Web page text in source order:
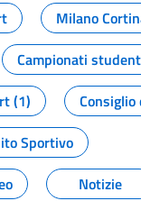
Milano
Campionati
(1)
Sportivo
Notizie